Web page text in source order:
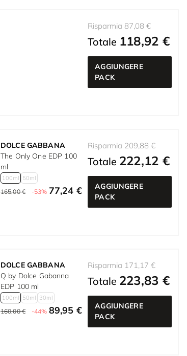
Risparmia 87,08 €
Totale 118,92 €
AGGIUNGERE
PACK
DOLCE GABBANA
The Only One EDP 100
ml
100ml 50ml
165,00 € -53% 77,24 €
Risparmia 209,88 €
Totale 222,12 €
AGGIUNGERE
PACK
DOLCE GABBANA
Q by Dolce Gabanna
EDP 100 ml
100ml 50ml 30ml
160,00 € -44% 89,95 €
Risparmia 171,17 €
Totale 223,83 €
AGGIUNGERE
PACK